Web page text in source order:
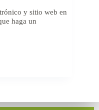
y sitio web en
haga un